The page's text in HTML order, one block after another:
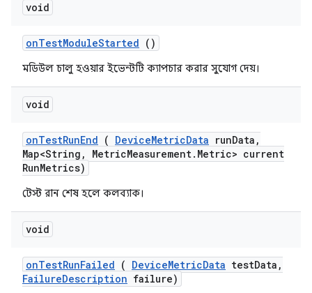
void
onTestModuleStarted ()
মডিউল চালু হওয়ার ইভেন্টটি ক্যাপচার করার সুযোগ দেয়।
void
onTestRunEnd ( DeviceMetricData runData ,
Map<String , MetricMeasurement. Metric> current
RunMetrics)
টেস্ট রান শেষ হলে কলব্যাক।
void
onTestRunFailed ( DeviceMetricData testData ,
FailureDescription failure)